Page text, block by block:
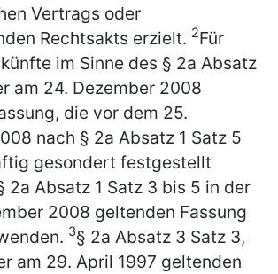
Vertrags oder
Rechtsakts erzielt. 2Für
im Sinne des § 2a Absatz
am 24. Dezember 2008
die vor dem 25.
nach § 2a Absatz 1 Satz 5
gesondert festgestellt
2a Absatz 1 Satz 3 bis 5 in der
2008 geltenden Fassung
3§ 2a Absatz 3 Satz 3,
am 29. April 1997 geltenden